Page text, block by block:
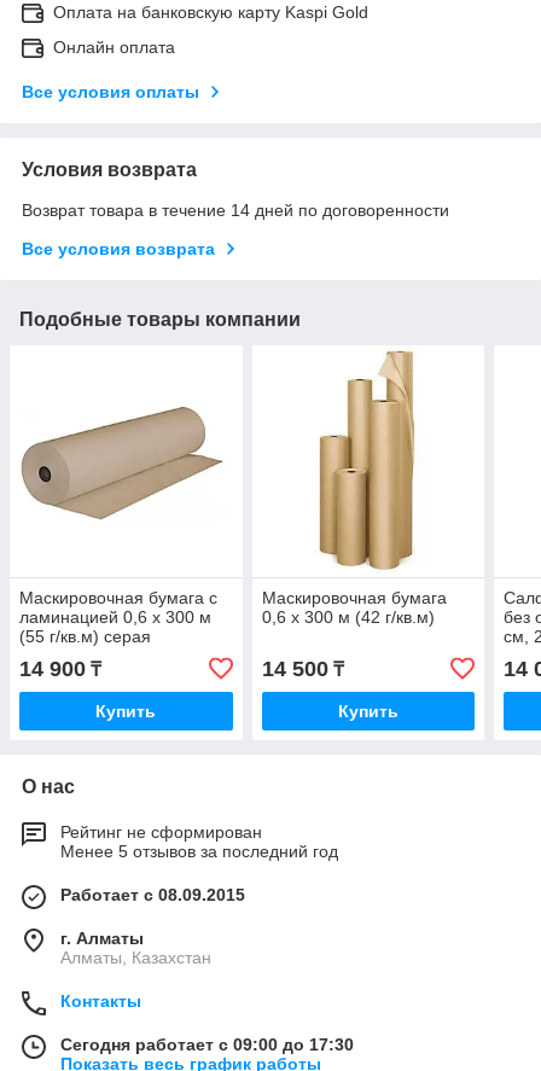
Оплата на банковскую карту Kaspi Gold
Онлайн оплата
Все условия оплаты
Условия возврата
Возврат товара в течение 14 дней по договоренности
Все условия возврата
Подобные товары компании
Маскировочная бумага с
ламинацией 0,6 х 300 м
(55 г/кв.м) серая
14 900 ₸
Купить
Маскировочная бумага
0,6 х 300 м (42 г/кв.м)
14 500₸
Купить
без
см,
14
О нас
Рейтинг не сформирован
Менее 5 отзывов за последний год
Работает с 08.09.2015
г. Алматы
Алматы, Казахстан
Контакты
Сегодня работает с 09:00 до 17:30
Показать весь график работы